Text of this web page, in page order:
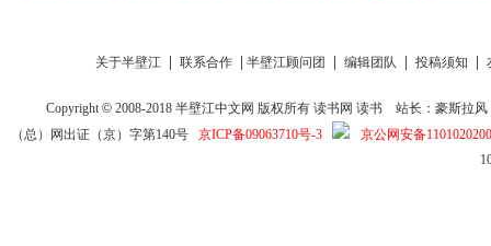
关于半壁江 联系合作 半壁江顾问团 编辑团队 投稿须知
Copyright © 2008-2018半壁江中文网 版权所有读书网 读书
站长：豪斯拉风
（总）网出证（京）字第140号 京ICP备09063710号-3
京公网安备